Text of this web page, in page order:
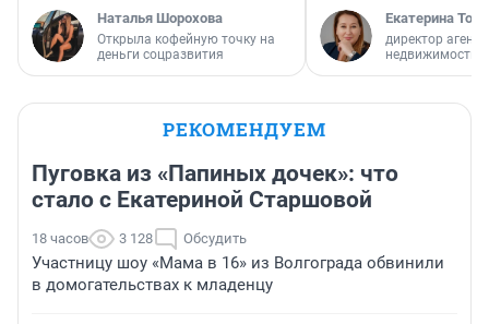
Наталья Шорохова
Открыла кофейную точку на
деньги соцразвития
Екатерина
директор
недвижимости
РЕКОМЕНДУЕМ
Пуговка из «Папиных дочек»: что
стало с Екатериной Старшовой
18 часов 3 128 Обсудить
Участницу шоу «Мама в 16» из Волгограда обвинили
в домогательствах к младенцу